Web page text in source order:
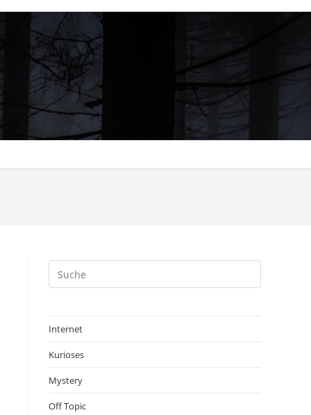
Internet
Kurioses
Mystery
Off Topic